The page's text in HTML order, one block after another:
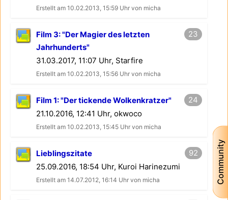
Community
Erstellt am 10.02.2013, 15:59 Uhr von micha
Film 3: "Der Magier des letzten
Jahrhunderts"
31.03.2017, 11:07 Uhr, Starfire
Erstellt am 10.02.2013, 15:56 Uhr von micha
23
Film 1: "Der tickende Wolkenkratzer"
21.10.2016, 12:41 Uhr, okwoco
Erstellt am 10.02.2013, 15:45 Uhr von micha
24
Lieblingszitate
25.09.2016, 18:54 Uhr, Kuroi Harinezumi
Erstellt am 14.07.2012, 16:14 Uhr von micha
92